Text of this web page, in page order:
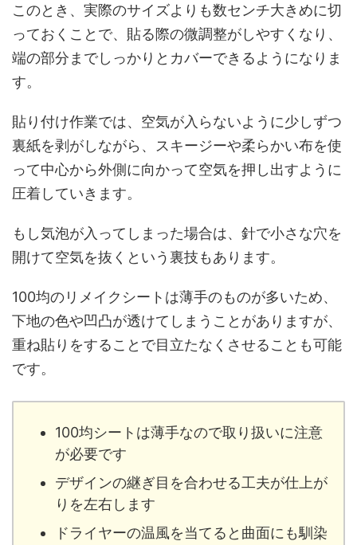
このとき、実際のサイズよりも数センチ大きめに切
っておくことで、貼る際の微調整がしやすくなり、
端の部分までしっかりとカバーできるようになりま
す。
貼り付け作業では、空気が入らないように少しずつ
裏紙を剥がしながら、スキージーや柔らかい布を使
って中心から外側に向かって空気を押し出すように
圧着していきます。
もし気泡が入ってしまった場合は、針で小さな穴を
開けて空気を抜くという裏技もあります。
100均のリメイクシートは薄手のものが多いため、
下地の色や凹凸が透けてしまうことがありますが、
重ね貼りをすることで目立たなくさせることも可能
です。
100均シートは薄手なので取り扱いに注意
が必要です
デザインの継ぎ目を合わせる工夫が仕上が
りを左右します
ドライヤーの温風を当てると曲面にも馴染